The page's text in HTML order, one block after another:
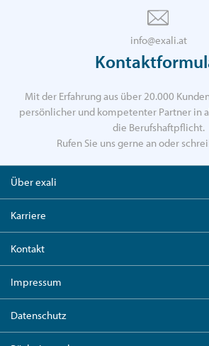
info@exali.at
Mit der Erfahrung aus über 20.000
persönlicher und kompetenter Partner in
die Berufshaftpflicht.
Rufen Sie uns gerne an oder
Über exali
Karriere
Kontakt
Impressum
Datenschutz